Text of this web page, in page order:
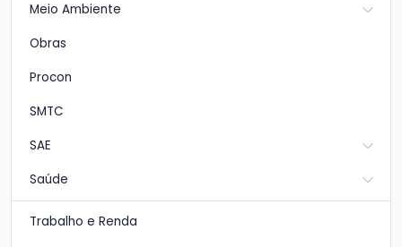
Meio Ambiente
Obras
Procon
SMTC
SAE
Saúde
Trabalho e Renda